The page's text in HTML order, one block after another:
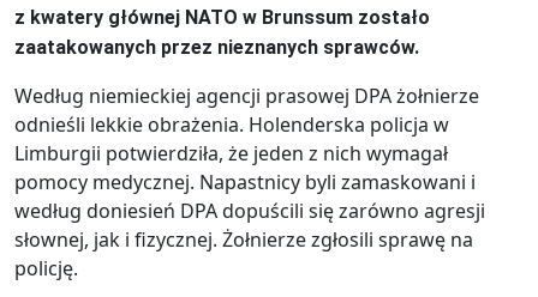
z kwatery głównej NATO w Brunssum zostało
zaatakowanych przez nieznanych sprawców.
Według niemieckiej agencji prasowej DPA żołnierze
odnieśli lekkie obrażenia. Holenderska policja w
Limburgii potwierdziła, że jeden z nich wymagał
pomocy medycznej. Napastnicy byli zamaskowani i
według doniesień DPA dopuścili się zarówno agresji
słownej, jak i fizycznej. Żołnierze zgłosili sprawę na
policję.